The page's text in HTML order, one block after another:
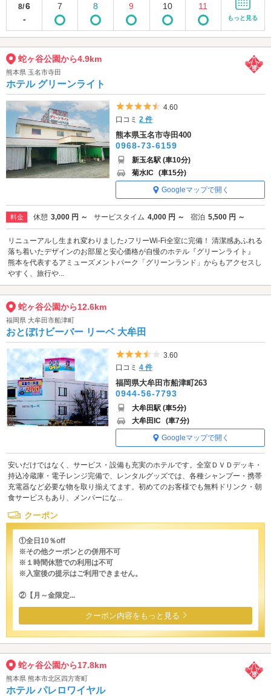
8/6
-
7 8 9 10 11
もっと見る
蛇ヶ谷公園から4.9km
熊本県 玉名市寺田
ホテル グリーンライト
5つ星のうち4.5
4.60
口コミ2 件
熊本県玉名市寺田400
0968-73-6159
新玉名駅 (車10分)
菊水IC (車15分)
Googleマップで開く
料金 休憩 3,000 円 ～ サービスタイム 4,000 円 ～ 宿泊 5,500 円 ～
リニューアルし生まれ変わりました♪フリーWi-Fi全室に完備！ 清潔感あふれる
落ち着いたデザインのお部屋と安心価格が自慢のホテル『グリーンライト』
熊本を代表するアミューズメントパーク「グリーンランド」からもアクセスし
やすく、旅行や...
蛇ヶ谷公園から12.6km
福岡県 大牟田市船津町
おとぼけビーバー リーベ 大牟田
5つ星のうち3.5
3.60
口コミ4 件
福岡県大牟田市船津町263
0944-56-7793
大牟田駅 (車5分)
大牟田IC (車7分)
Googleマップで開く
安いだけではなく、サービス・設備も充実のホテルです。全室ＤＶＤデッキ・
持込冷蔵庫・電子レンジ完備で、レンタルグッズでは、各種シャンプー・携帯
充電器など必要な物を取り揃えてます。初めてのお客様でも無料ドリンク・朝
食サービスもあり、メンバーにな...
クーポン
①全日10％off
※その他クーポンとの併用不可
※１時間休憩での利用は不可
※入室後の提示はご利用できません。
②【月～金限定...
クーポン内容をもっと見る
蛇ヶ谷公園から17.8km
熊本県 熊本市北区四方寄町
ホテル パレロワイヤル